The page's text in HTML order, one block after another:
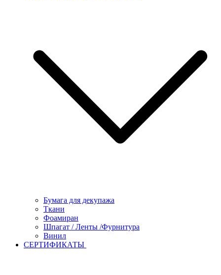
Бумага для декупажа
Ткани
Фоамиран
Шпагат / Ленты /Фурнитура
Винил
СЕРТИФИКАТЫ